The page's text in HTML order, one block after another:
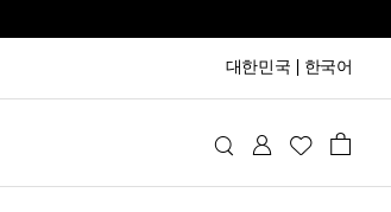
대한민국 한국어